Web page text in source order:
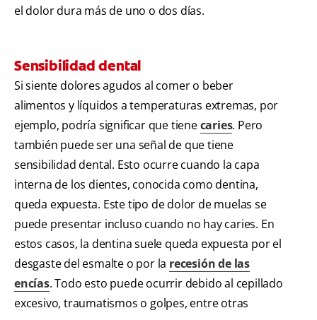
el dolor dura más de uno o dos días.
Sensibilidad dental
Si siente dolores agudos al comer o beber
alimentos y líquidos a temperaturas extremas, por
ejemplo, podría significar que tienecaries. Pero
también puede ser una señal de que tiene
sensibilidad dental. Esto ocurre cuando la capa
interna de los dientes, conocida como dentina,
queda expuesta. Este tipo de dolor de muelas se
puede presentar incluso cuando no hay caries. En
estos casos, la dentina suele queda expuesta por el
desgaste del esmalte o por la recesión de las
encías. Todo esto puede ocurrir debido al cepillado
excesivo, traumatismos o golpes, entre otras